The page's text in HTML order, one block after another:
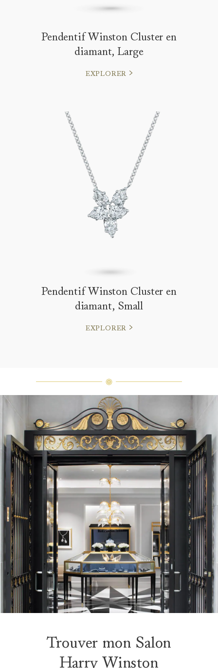
Pendentif Winston Cluster en
diamant, Large
EXPLORER
Pendentif Winston Cluster en
diamant, Small
EXPLORER
Trouver mon Salon
Harry Winston